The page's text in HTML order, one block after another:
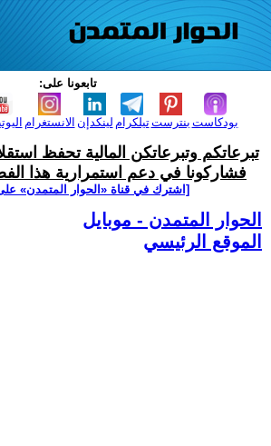
تابعونا على:
الانستغرام لينكدإن تيلكرامبنترست بودكاست
تبرعاتكم وتبرعاتكن المالية تحفظ
فشاركونا في دعم استمرارية هذا
[اشترك في قناة ‫«الحوار المتمدن»
الحوار المتمدن - موبايل
الموقع الرئيسي